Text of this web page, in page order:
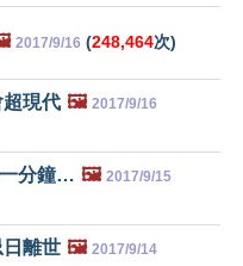
2017/9/16 (248,464次)
現代 🖼️ 2017/9/16
一分鐘… 🖼️ 2017/9/15
離世 🖼️ 2017/9/14